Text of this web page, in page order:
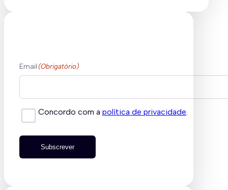
Email (Obrigatório)
Concordo com a política de privacidade
Subscrever